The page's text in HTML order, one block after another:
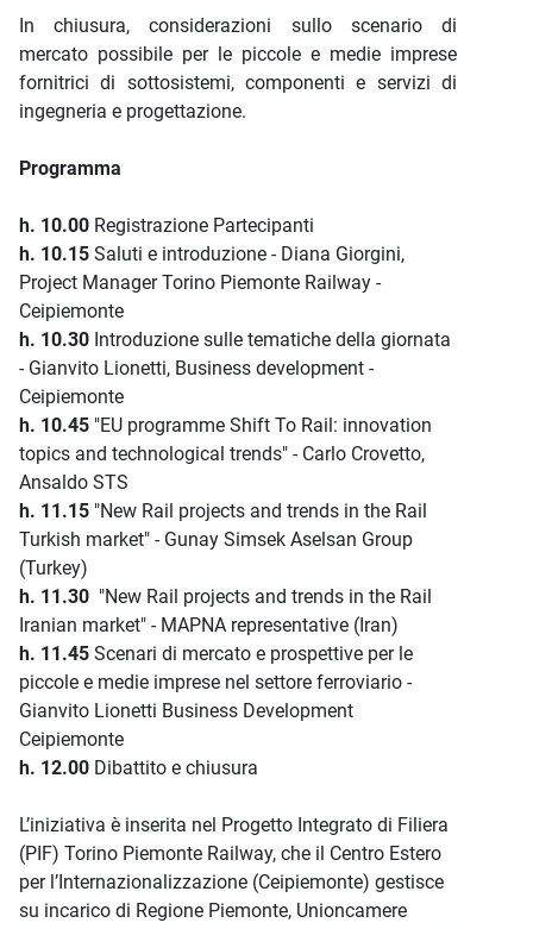
In chiusura, considerazioni sullo scenario di
mercato possibile per le piccole e medie imprese
fornitrici di sottosistemi, componenti e servizi di
ingegneria e progettazione.
Programma
h. 10.00 Registrazione Partecipanti
h. 10.15 Saluti e introduzione - Diana Giorgini,
Project Manager Torino Piemonte Railway -
Ceipiemonte
h. 10.30 Introduzione sulle tematiche della giornata
- Gianvito Lionetti, Business development -
Ceipiemonte
h. 10.45 "EU programme Shift To Rail: innovation
topics and technological trends" - Carlo Crovetto,
Ansaldo STS
h. 11.15 "New Rail projects and trends in the Rail
Turkish market" - Gunay Simsek Aselsan Group
(Turkey)
h. 11.30 "New Rail projects and trends in the Rail
Iranian market" - MAPNA representative (Iran)
h. 11.45 Scenari di mercato e prospettive per le
piccole e medie imprese nel settore ferroviario -
Gianvito Lionetti Business Development
Ceipiemonte
h. 12.00 Dibattito e chiusura
L’iniziativa è inserita nel Progetto Integrato di Filiera
(PIF) Torino Piemonte Railway, che il Centro Estero
per l’Internazionalizzazione (Ceipiemonte) gestisce
su incarico di Regione Piemonte, Unioncamere